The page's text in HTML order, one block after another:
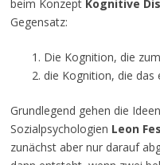
beim Konzept Kognitive
Gegensatz:
Die Kognition, die
die Kognition, die das
Grundlegend gehen die
Sozialpsychologien Leon
zunächst aber nur darauf